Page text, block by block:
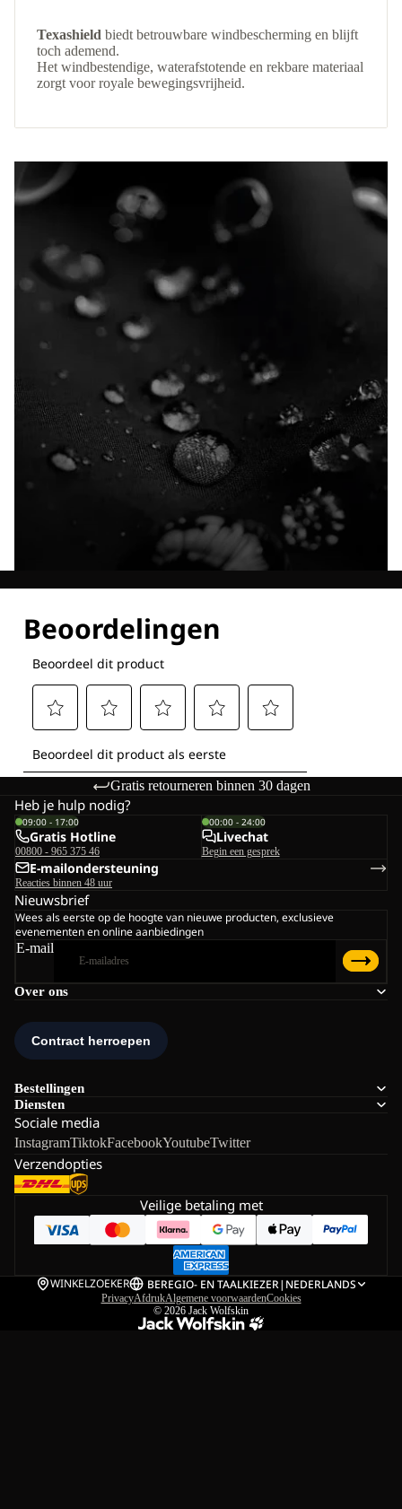
Texashield biedt betrouwbare windbescherming en blijft
toch ademend.
Het windbestendige, waterafstotende en rekbare materiaal
zorgt voor royale bewegingsvrijheid.
Gratis retourneren binnen 30 dagen
Over ons
Bestellingen
Diensten
Sociale media
InstagramTiktokFacebookYoutubeTwitter
Verzendopties
Heb je hulp nodig?
09:00 - 17:00
Gratis Hotline
00800 - 965 375 46
00:00 - 24:00
Livechat
Begin een gesprek
E-mailondersteuning
Reacties binnen 48 uur
Nieuwsbrief
Wees als eerste op de hoogte van nieuwe producten, exclusieve
evenementen en online aanbiedingen
E-mail
Veilige betaling met
WINKELZOEKER BEREGIO- EN TAALKIEZER| NEDERLANDS
PrivacyAfdrukAlgemene voorwaardenCookies
© 2026 Jack Wolfskin